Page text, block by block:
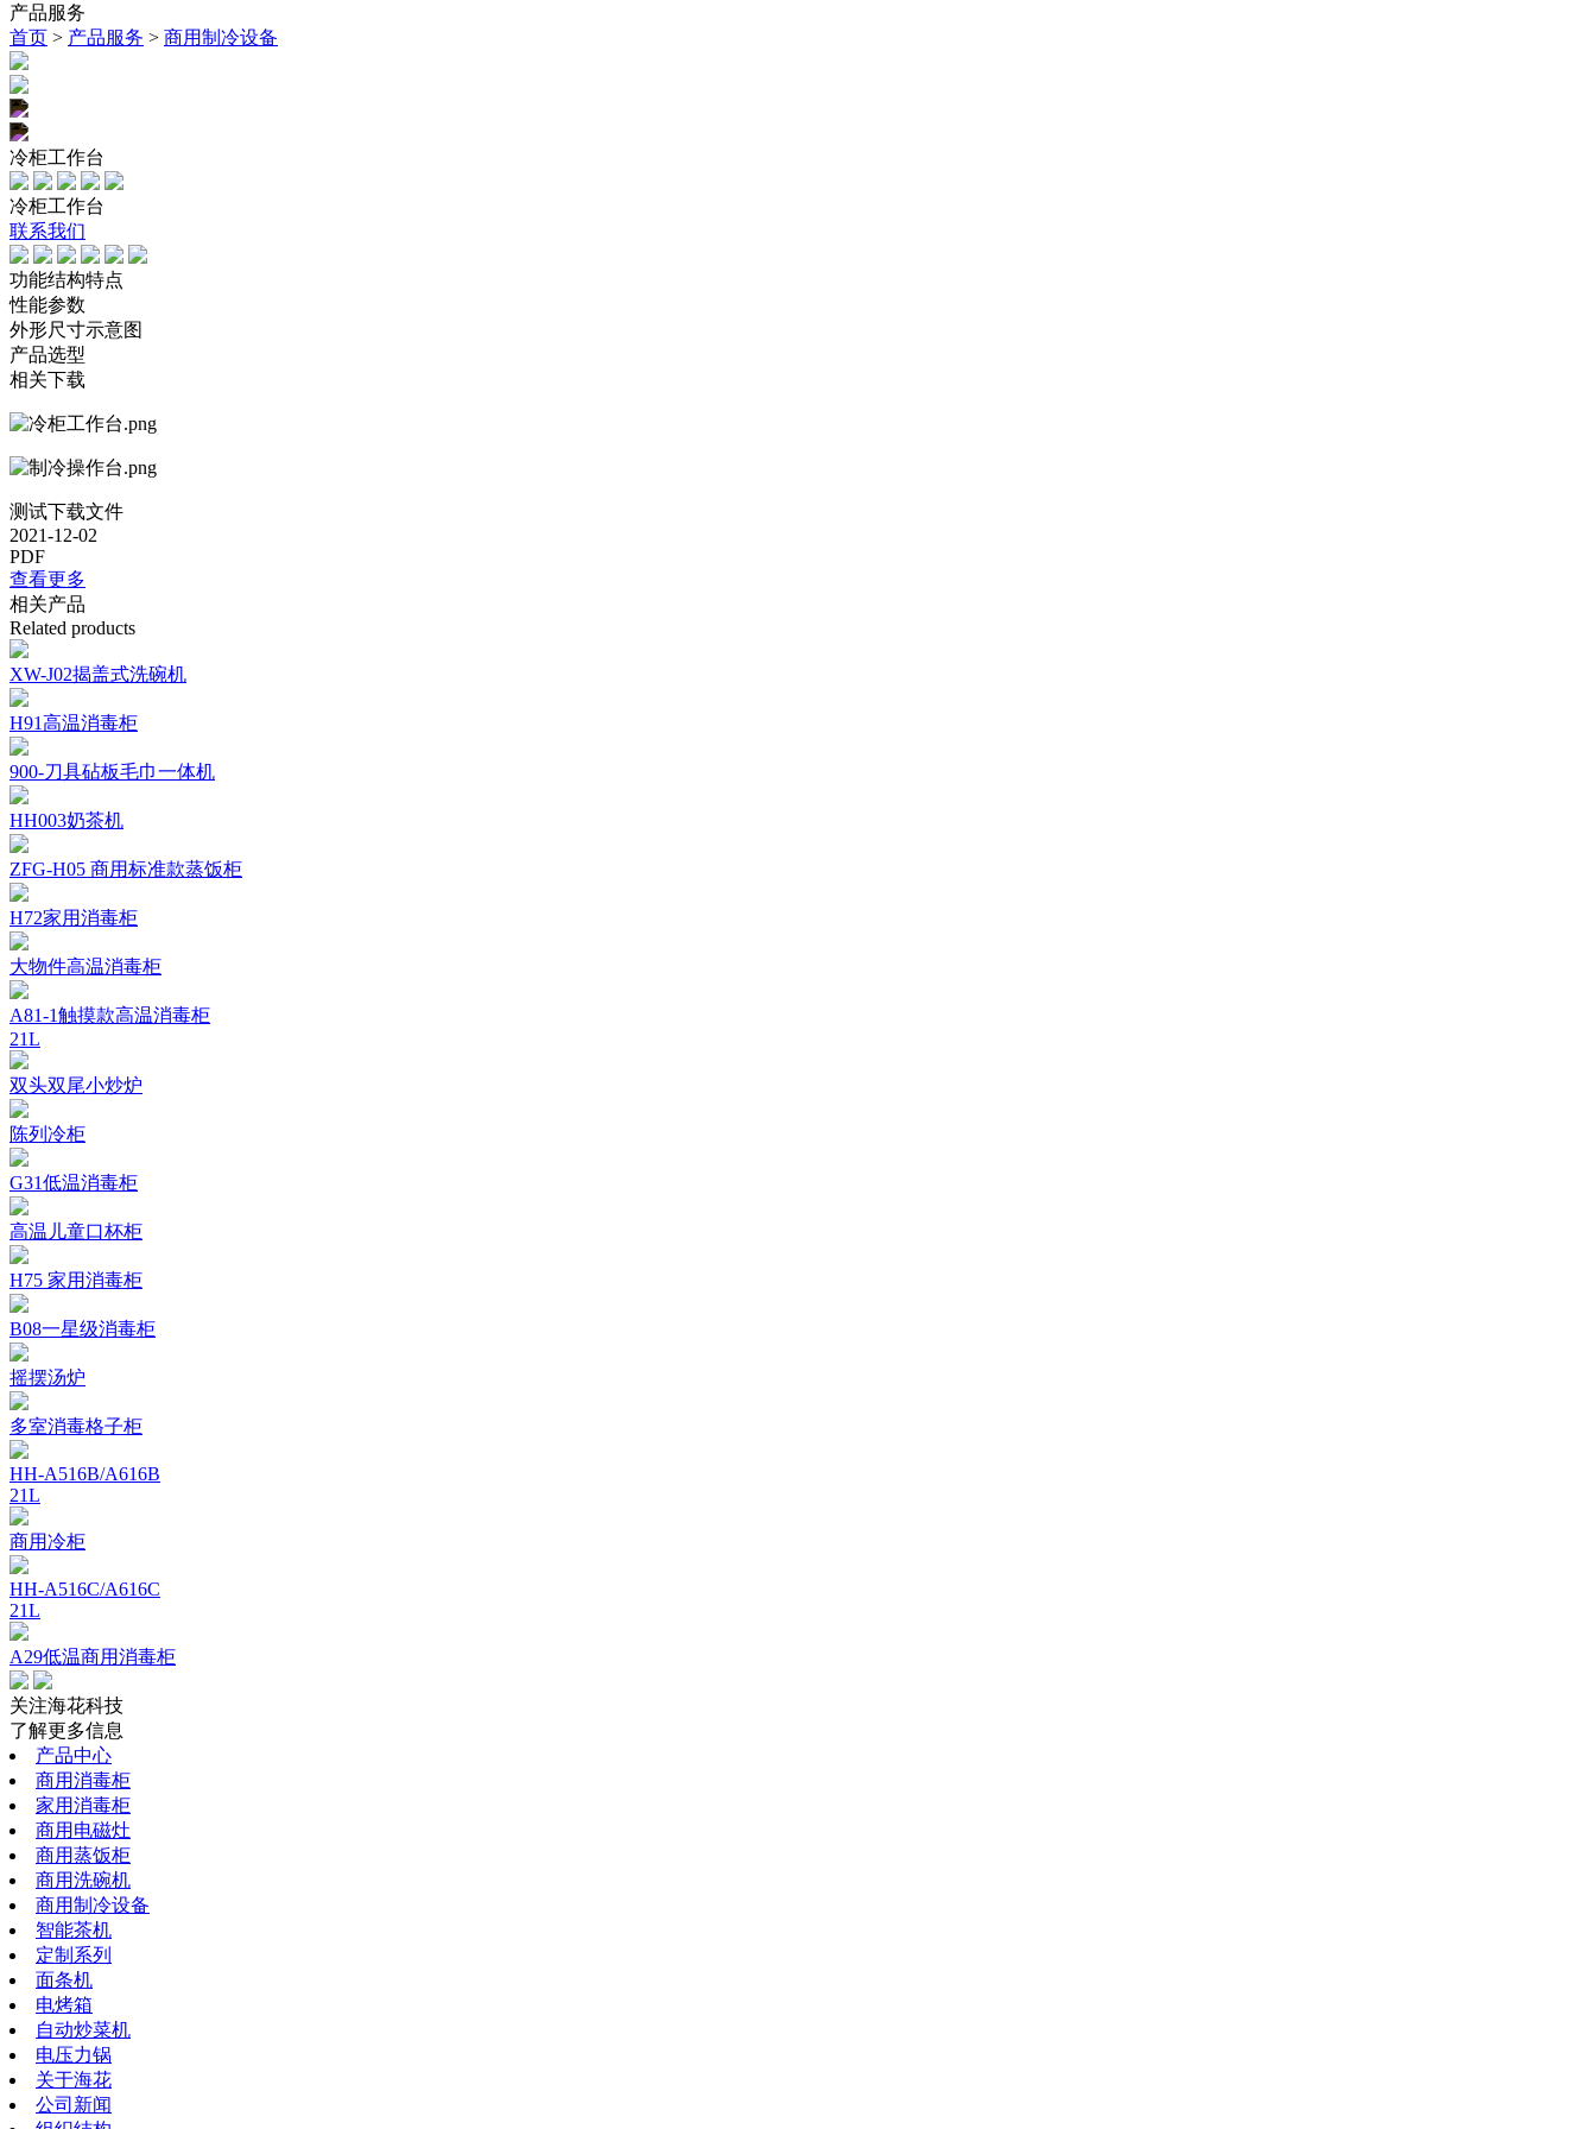
产品服务
首页 > 产品服务 > 商用制冷设备
冷柜工作台
冷柜工作台
联系我们
功能结构特点
性能参数
外形尺寸示意图
产品选型
相关下载
测试下载文件
2021-12-02
PDF
查看更多
相关产品
Related products
XW-J02揭盖式洗碗机
H91高温消毒柜
900-刀具砧板毛巾一体机
HH003奶茶机
ZFG-H05 商用标准款蒸饭柜
H72家用消毒柜
大物件高温消毒柜
A81-1触摸款高温消毒柜
21L
双头双尾小炒炉
陈列冷柜
G31低温消毒柜
高温儿童口杯柜
H75 家用消毒柜
B08一星级消毒柜
摇摆汤炉
多室消毒格子柜
HH-A516B/A616B
21L
商用冷柜
HH-A516C/A616C
21L
A29低温商用消毒柜
关注海花科技
了解更多信息
产品中心
商用消毒柜
家用消毒柜
商用电磁灶
商用蒸饭柜
商用洗碗机
商用制冷设备
智能茶机
定制系列
面条机
电烤箱
自动炒菜机
电压力锅
关于海花
公司新闻